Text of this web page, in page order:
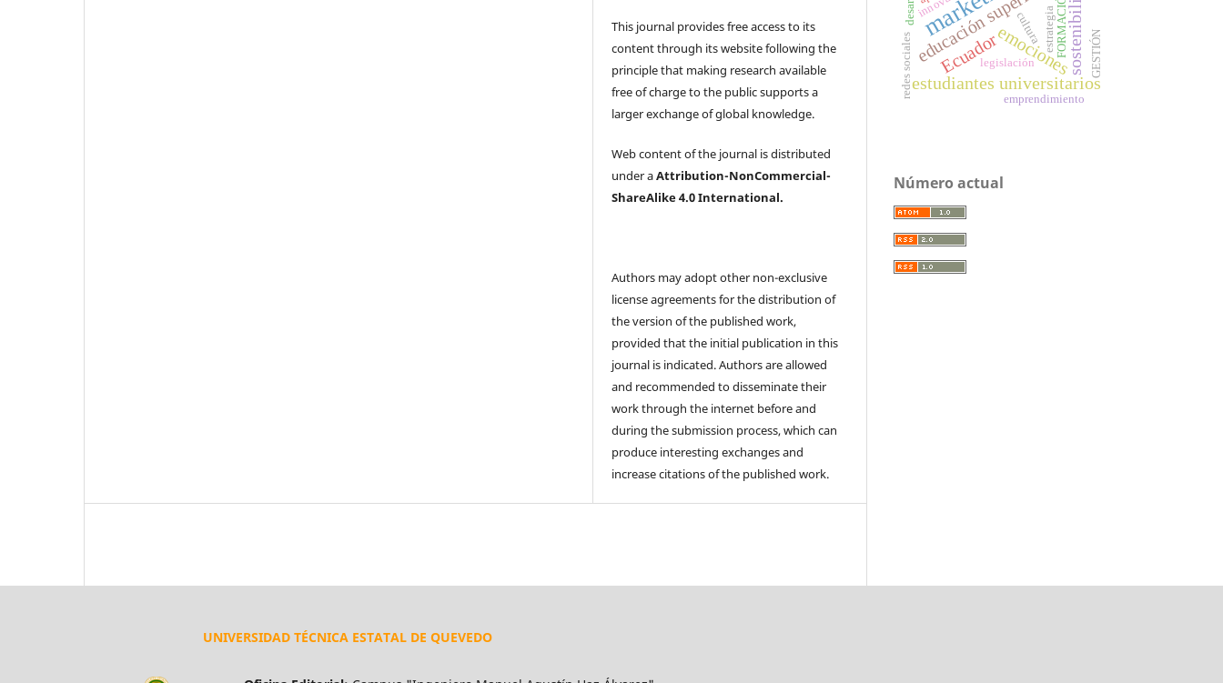
This journal provides free access to its
content through its website following the
principle that making research available
free of charge to the public supports a
larger exchange of global knowledge.
Web content of the journal is distributed
under aAttribution-NonCommercial-
ShareAlike 4.0 International.
Authors may adopt other non-exclusive
license agreements for the distribution of
the version of the published work,
provided that the initial publication in this
journal is indicated. Authors are allowed
and recommended to disseminate their
work through the internet before and
during the submission process, which can
produce interesting exchanges and
increase citations of the published work.
emocionessostenibilidad
estudiantes universitarios
educación superior
Ecuador
cultura estrategia
redes sociales legislación
FORMACIÓN
emprendimiento
GESTIÓN
Número actual
UNIVERSIDAD TÉCNICA ESTATAL DE QUEVEDO